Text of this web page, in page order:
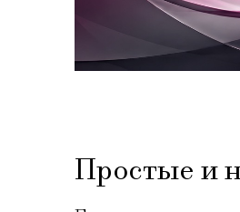
Простые и